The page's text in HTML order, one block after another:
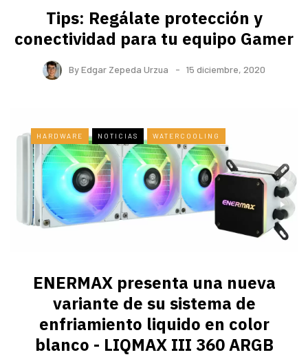
Tips: Regálate protección y
conectividad para tu equipo Gamer
ByEdgar Zepeda Urzua 15 diciembre, 2020
HARDWARE NOTICIAS WATERCOOLING
ENERMAX presenta una nueva
variante de su sistema de
enfriamiento liquido en color
blanco - LIQMAX III 360 ARGB